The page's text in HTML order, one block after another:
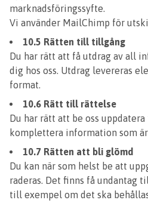
marknadsföringssyfte.
Vi använder MailChimp för
10.5 Rätten till tillgång
Du har rätt att få utdrag av all
dig hos oss. Utdrag levereras
format.
10.6 Rätt till rättelse
Du har rätt att be oss
komplettera information som
10.7 Rätten att bli glömd
Du kan när som helst be att
raderas. Det finns få undantag
till exempel om det ska